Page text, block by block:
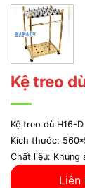
Kệ treo
Kệ treo dù H16-D
Kích thước:
Chất liệu: Khung
Liên